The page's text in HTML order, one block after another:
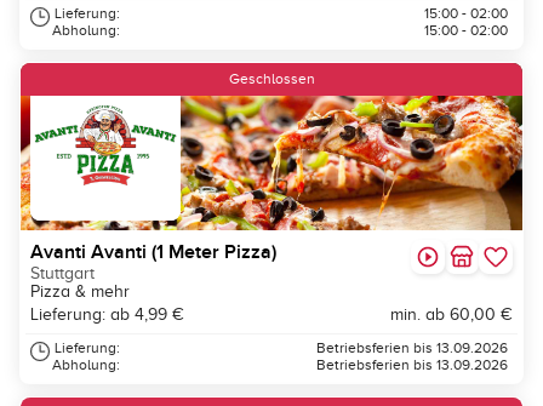
Lieferung:
Abholung:
15:00 - 02:00
15:00 - 02:00
Geschlossen
Avanti Avanti (1 Meter Pizza)
Stuttgart
Pizza & mehr
Lieferung: ab 4,99 €
min. ab 60,00 €
Lieferung:
Abholung:
Betriebsferien bis 13.09.2026
Betriebsferien bis 13.09.2026